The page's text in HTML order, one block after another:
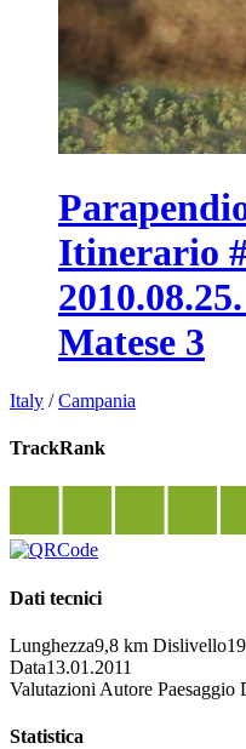
Itinerario
Matese 3
Italy /Campania
TrackRank
Dati tecnici
Lunghezza9,8 km Dislivello
Data13.01.2011
Valutazioni Autore Paesaggio
Statistica